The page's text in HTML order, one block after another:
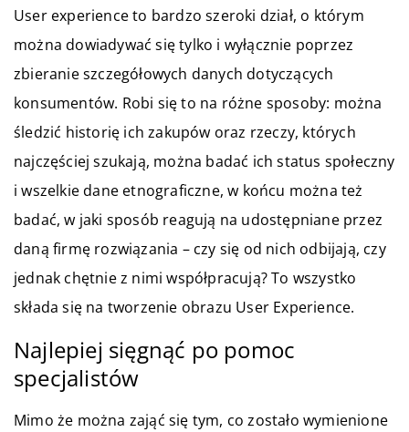
User experience to bardzo szeroki dział, o którym
można dowiadywać się tylko i wyłącznie poprzez
zbieranie szczegółowych danych dotyczących
konsumentów. Robi się to na różne sposoby: można
śledzić historię ich zakupów oraz rzeczy, których
najczęściej szukają, można badać ich status społeczny
i wszelkie dane etnograficzne, w końcu można też
badać, w jaki sposób reagują na udostępniane przez
daną firmę rozwiązania – czy się od nich odbijają, czy
jednak chętnie z nimi współpracują? To wszystko
składa się na tworzenie obrazu User Experience.
Najlepiej sięgnąć po pomoc
specjalistów
Mimo że można zająć się tym, co zostało wymienione